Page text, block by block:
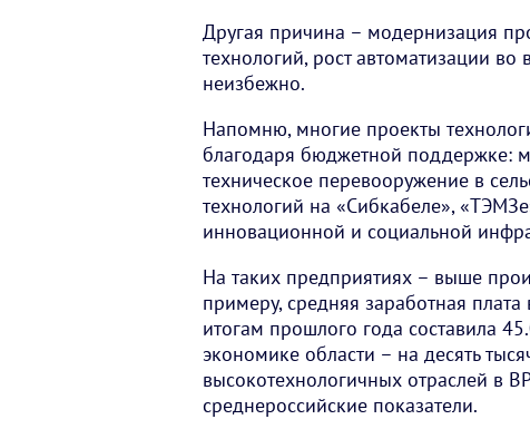
Другая причина – модернизация
технологий, рост автоматизации во
неизбежно.
Напомню, многие проекты
благодаря бюджетной поддержке:
техническое перевооружение в
технологий на «Сибкабеле»,
инновационной и социальной
На таких предприятиях – выше
примеру, средняя заработная
итогам прошлого года составила
экономике области – на десять
высокотехнологичных отраслей в
среднероссийские показатели.